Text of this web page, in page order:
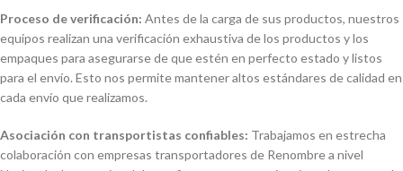
Proceso de verificación: Antes de la carga de sus productos, nuestros
equipos realizan una verificación exhaustiva de los productos y los
empaques para asegurarse de que estén en perfecto estado y listos
para el envío. Esto nos permite mantener altos estándares de calidad en
cada envío que realizamos.
Asociación con transportistas confiables: Trabajamos en estrecha
colaboración con empresas transportadores de Renombre a nivel